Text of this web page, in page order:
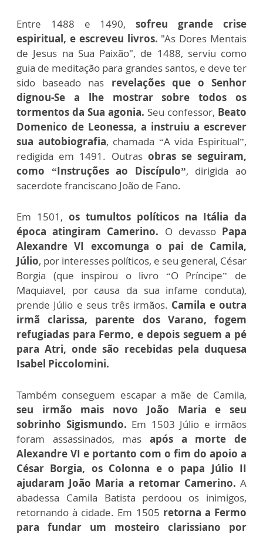
Entre 1488 e 1490,sofreu grande crise
espiritual, e escreveu livros. "As Dores Mentais
de Jesus na Sua Paixão", de 1488, serviu como
guia de meditação para grandes santos, e deve ter
sido baseado nas revelações que o Senhor
dignou-Se a lhe mostrar sobre todos os
tormentos da Sua agonia. Seu confessor, Beato
Domenico de Leonessa, a instruiu a escrever
sua autobiografia, chamada “A vida Espiritual”,
redigida em 1491. Outras obras se seguiram,
como “Instruções ao Discípulo”, dirigida ao
sacerdote franciscano João de Fano.
Em 1501, os tumultos políticos na Itália da
época atingiram Camerino. O devassoPapa
Alexandre VI excomunga o pai de Camila,
Júlio, por interesses políticos, e seu general, César
Borgia (que inspirou o livro “O Príncipe” de
Maquiavel, por causa da sua infame conduta),
prende Júlio e seus três irmãos. Camila e outra
irmã clarissa, parente dos Varano, fogem
refugiadas para Fermo, e depois seguem a pé
para Atri, onde são recebidas pela duquesa
Isabel Piccolomini.
Também conseguem escapar a mãe de Camila,
seu irmão mais novo João Maria e seu
sobrinho Sigismundo. Em 1503 Júlio e irmãos
foram assassinados, mas após a morte de
Alexandre VI e portanto com o fim do apoio a
César Borgia, os Colonna e o papa Júlio II
ajudaram João Maria a retomar Camerino. A
abadessa Camila Batista perdoou os inimigos,
retornando à cidade. Em 1505 retorna a Fermo
para fundar um mosteiro clarissiano por